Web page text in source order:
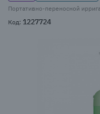
Код: 1227724